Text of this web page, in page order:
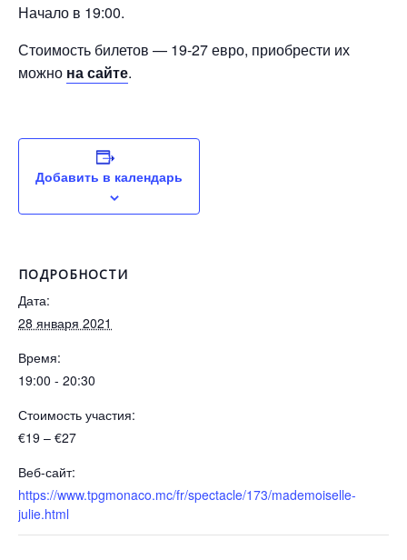
Начало в 19:00.
Стоимость билетов — 19-27 евро, приобрести их
можно на сайте.
Добавить в календарь
ПОДРОБНОСТИ
Дата:
28 января 2021
Время:
19:00 - 20:30
Стоимость участия:
€19 – €27
Веб-сайт:
https://www.tpgmonaco.mc/fr/spectacle/173/mademoiselle-
julie.html